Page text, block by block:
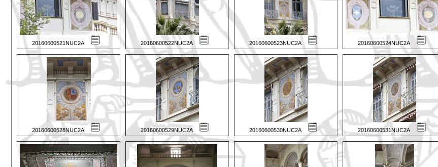
20160600521NUC2A 20160600522NUC2A 20160600523NUC2A 20160600524NUC2A
20160600528NUC2A 20160600529NUC2A 20160600530NUC2A 20160600531NUC2A